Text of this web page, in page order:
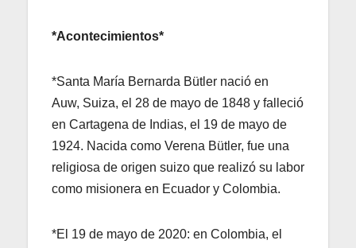
*Acontecimientos*
*Santa María Bernarda Bütler nació en
Auw, Suiza, el 28 de mayo de 1848 y falleció
en Cartagena de Indias, el 19 de mayo de
1924. Nacida como Verena Bütler, fue una
religiosa de origen suizo que realizó su labor
como misionera en Ecuador y Colombia.
*El 19 de mayo de 2020: en Colombia, el